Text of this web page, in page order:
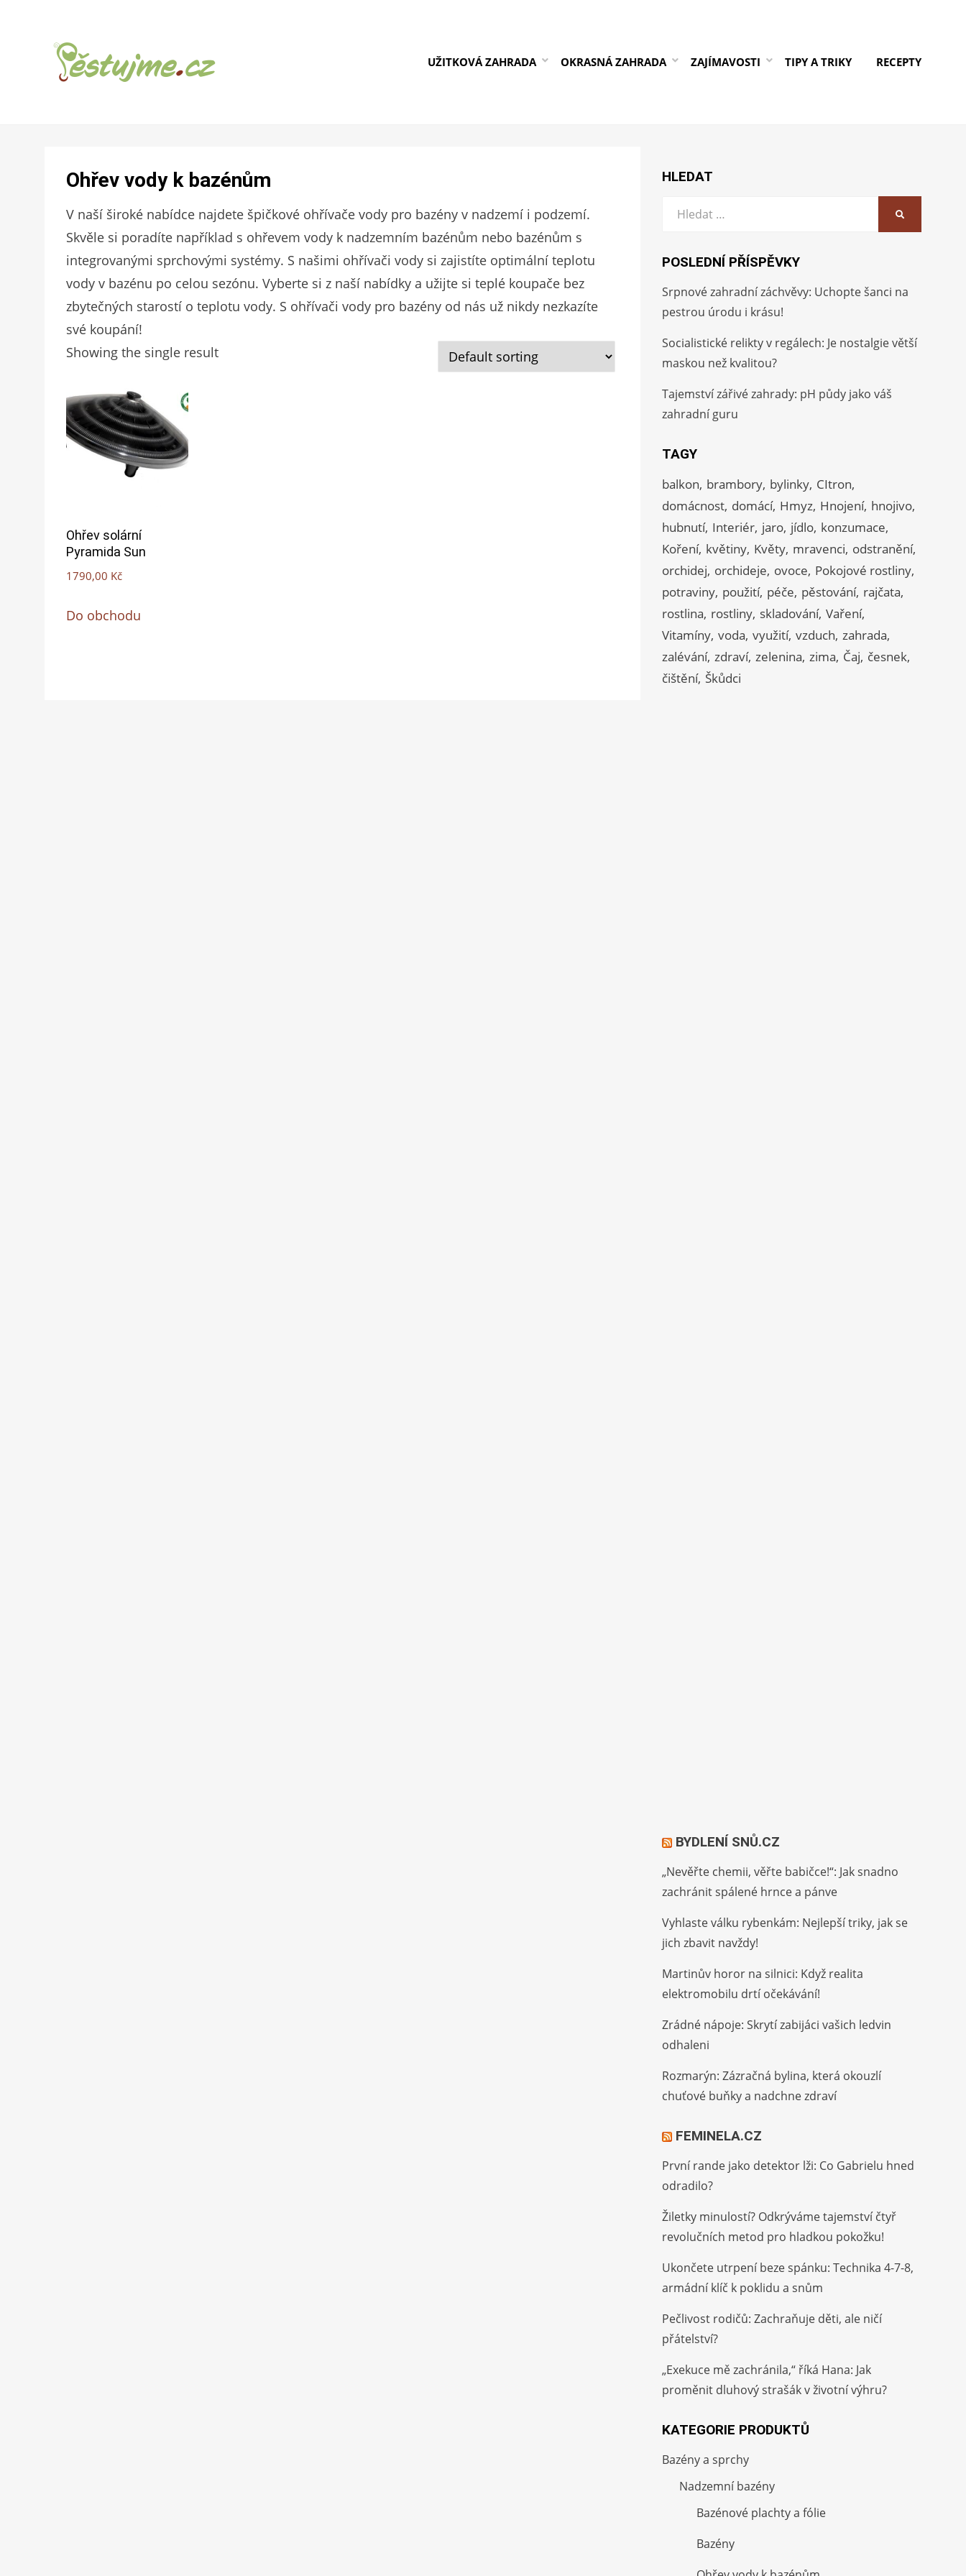
PRO ZAHRADU
UŽITKOVÁ ZAHRADA OKRASNÁ ZAHRADA ZAJÍMAVOSTI TIPY A TRIKY RECEPTY
Ohřev vody k bazénům
V naší široké nabídce najdete špičkové ohřívače vody pro bazény v nadzemí i podzemí.
Skvěle si poradíte například s ohřevem vody k nadzemním bazénům nebo bazénům s
integrovanými sprchovými systémy. S našimi ohřívači vody si zajistíte optimální teplotu
vody v bazénu po celou sezónu. Vyberte si z naší nabídky a užijte si teplé koupače bez
zbytečných starostí o teplotu vody. S ohřívači vody pro bazény od nás už nikdy nezkazíte
své koupání!
Showing the single result
Ohřev solární
Pyramida Sun
1790,00 Kč
Do obchodu
HLEDAT
Vyhledat:
POSLEDNÍ PŘÍSPĚVKY
Srpnové zahradní záchvěvy: Uchopte šanci na
pestrou úrodu i krásu!
Socialistické relikty v regálech: Je nostalgie větší
maskou než kvalitou?
Tajemství zářivé zahrady: pH půdy jako váš
zahradní guru
TAGY
balkon brambory bylinky CItron
domácnost domácí Hmyz Hnojení hnojivo
hubnutí Interiér jaro jídlo konzumace
Koření květiny Květy mravenci odstranění
orchidej orchideje ovoce Pokojové rostliny
potraviny použití péče pěstování rajčata
rostlina rostliny skladování Vaření
Vitamíny voda využití vzduch zahrada
zalévání zdraví zelenina zima Čaj česnek
čištění Škůdci
BYDLENÍ SNŮ.CZ
„Nevěřte chemii, věřte babičce!“: Jak snadno
zachránit spálené hrnce a pánve
Vyhlaste válku rybenkám: Nejlepší triky, jak se
jich zbavit navždy!
Martinův horor na silnici: Když realita
elektromobilu drtí očekávání!
Zrádné nápoje: Skrytí zabijáci vašich ledvin
odhaleni
Rozmarýn: Zázračná bylina, která okouzlí
chuťové buňky a nadchne zdraví
FEMINELA.CZ
První rande jako detektor lži: Co Gabrielu hned
odradilo?
Žiletky minulostí? Odkrýváme tajemství čtyř
revolučních metod pro hladkou pokožku!
Ukončete utrpení beze spánku: Technika 4-7-8,
armádní klíč k poklidu a snům
Pečlivost rodičů: Zachraňuje děti, ale ničí
přátelství?
„Exekuce mě zachránila,“ říká Hana: Jak
proměnit dluhový strašák v životní výhru?
KATEGORIE PRODUKTŮ
Bazény a sprchy
Nadzemní bazény
Bazénové plachty a fólie
Bazény